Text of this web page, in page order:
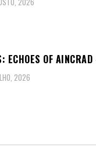
ECHOES OF
2026